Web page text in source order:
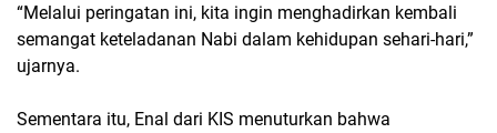
“Melalui peringatan ini, kita ingin menghadirkan kembali
semangat keteladanan Nabi dalam kehidupan sehari-hari,”
ujarnya.
Sementara itu, Enal dari KIS menuturkan bahwa